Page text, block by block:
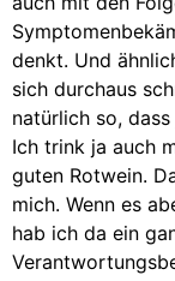
denkt. Und
sich durchaus
natürlich so,
Ich trink ja auch
guten Rotwein.
mich. Wenn es
hab ich da ein